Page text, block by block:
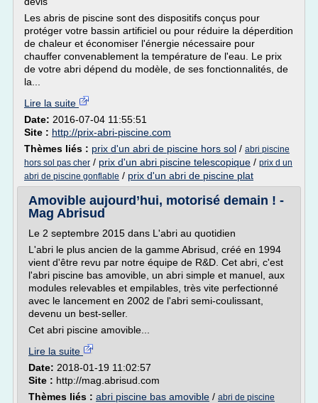
Les abris de piscine sont des dispositifs conçus pour
protéger votre bassin artificiel ou pour réduire la déperdition
de chaleur et économiser l'énergie nécessaire pour
chauffer convenablement la température de l'eau. Le prix
de votre abri dépend du modèle, de ses fonctionnalités, de
la...
Lire la suite
Date: 2016-07-04 11:55:51
Site : http://prix-abri-piscine.com
Thèmes liés : prix d'un abri de piscine hors sol / abri piscine
hors sol pas cher / prix d'un abri piscine telescopique / prix d un
abri de piscine gonflable / prix d'un abri de piscine plat
Amovible aujourd’hui, motorisé demain ! -
Mag Abrisud
Le 2 septembre 2015 dans L'abri au quotidien
L'abri le plus ancien de la gamme Abrisud, créé en 1994
vient d'être revu par notre équipe de R&D. Cet abri, c'est
l'abri piscine bas amovible, un abri simple et manuel, aux
modules relevables et empilables, très vite perfectionné
avec le lancement en 2002 de l'abri semi-coulissant,
devenu un best-seller.
Cet abri piscine amovible...
Lire la suite
Date: 2018-01-19 11:02:57
Site : http://mag.abrisud.com
Thèmes liés : abri piscine bas amovible / abri de piscine